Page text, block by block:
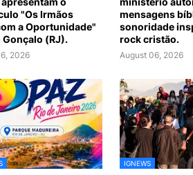
"Os Irmãos
a Oportunidade"
Gonçalo (RJ).
2026
mensagens
sonoridade
rock cristão.
August 06, 2026
IGNEWS